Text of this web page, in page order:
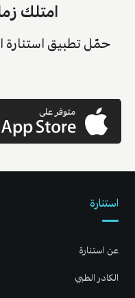
امتلك
حمّل تطبيق استنارة
استنارة
عن استنارة
الكادر الطبي